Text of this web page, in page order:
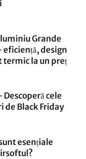
Grande
design
termic la un preț
cele
de Black Friday
esențiale